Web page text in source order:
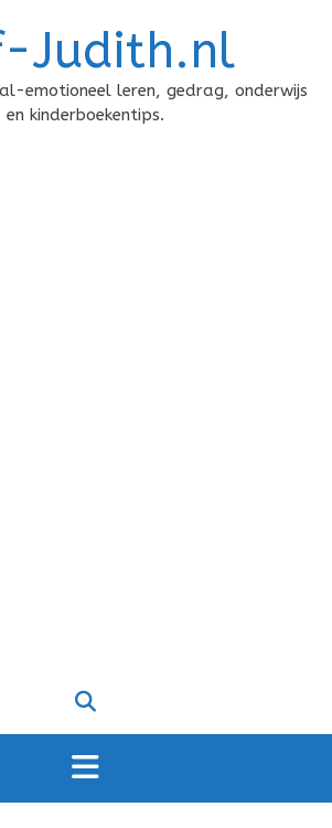
Judith.nl
emotioneel leren, gedrag, onderwijs
en kinderboekentips.